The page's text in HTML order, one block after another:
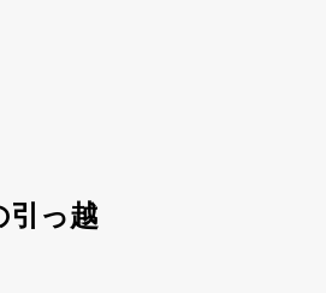
引っ越